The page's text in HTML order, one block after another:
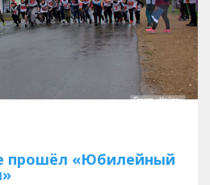
прошёл «Юбилейный